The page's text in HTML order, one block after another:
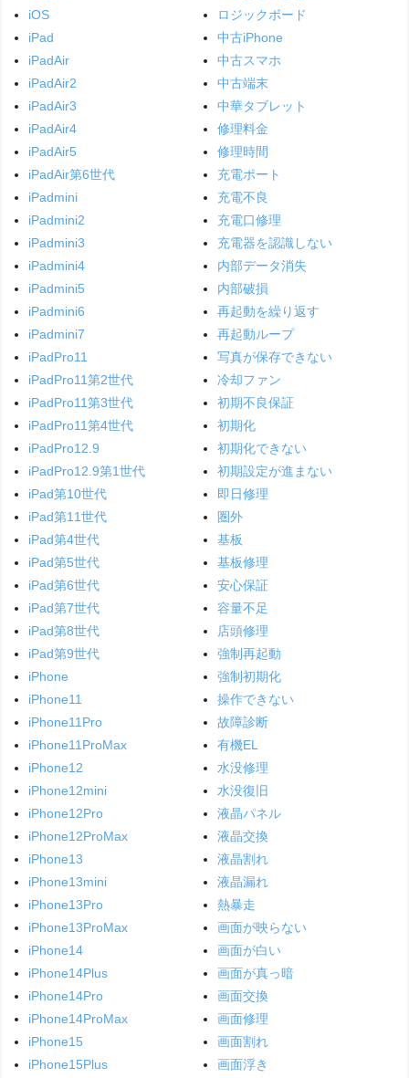
iOS
iPad
iPadAir
iPadAir2
iPadAir3
iPadAir4
iPadAir5
iPadAir第6世代
iPadmini
iPadmini2
iPadmini3
iPadmini4
iPadmini5
iPadmini6
iPadmini7
iPadPro11
iPadPro11第2世代
iPadPro11第3世代
iPadPro11第4世代
iPadPro12.9
iPadPro12.9第1世代
iPad第10世代
iPad第11世代
iPad第4世代
iPad第5世代
iPad第6世代
iPad第7世代
iPad第8世代
iPad第9世代
iPhone
iPhone11
iPhone11Pro
iPhone11ProMax
iPhone12
iPhone12mini
iPhone12Pro
iPhone12ProMax
iPhone13
iPhone13mini
iPhone13Pro
iPhone13ProMax
iPhone14
iPhone14Plus
iPhone14Pro
iPhone14ProMax
iPhone15
iPhone15Plus
ロジックボード
中古iPhone
中古スマホ
中古端末
中華タブレット
修理料金
修理時間
充電ポート
充電不良
充電口修理
充電器を認識しない
内部データ消失
内部破損
再起動を繰り返す
再起動ループ
写真が保存できない
冷却ファン
初期不良保証
初期化
初期化できない
初期設定が進まない
即日修理
圏外
基板
基板修理
安心保証
容量不足
店頭修理
強制再起動
強制初期化
操作できない
故障診断
有機EL
水没修理
水没復旧
液晶パネル
液晶交換
液晶割れ
液晶漏れ
熱暴走
画面が映らない
画面が白い
画面が真っ暗
画面交換
画面修理
画面割れ
画面浮き